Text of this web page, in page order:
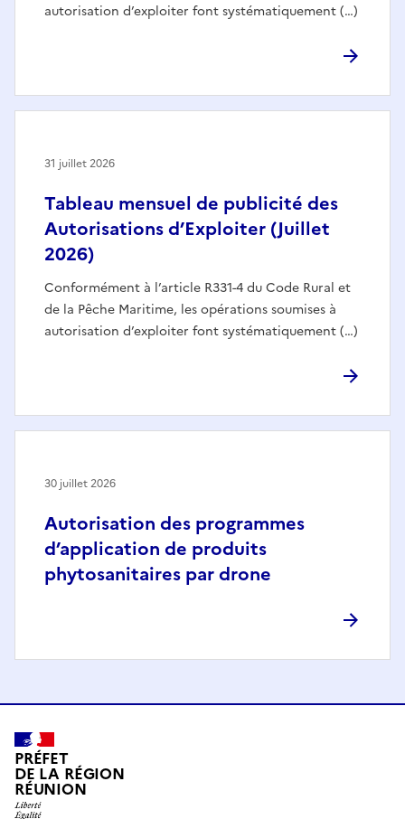
autorisation d’exploiter font systématiquement (…)
Tableau mensuel de publicité des
Autorisations d’Exploiter (Juillet
2026)
Conformément à l’article R331-4 du Code Rural et
de la Pêche Maritime, les opérations soumises à
autorisation d’exploiter font systématiquement (…)
31 juillet 2026
Autorisation des programmes
d’application de produits
phytosanitaires par drone
30 juillet 2026
PRÉFET
DE LA RÉGION
RÉUNION